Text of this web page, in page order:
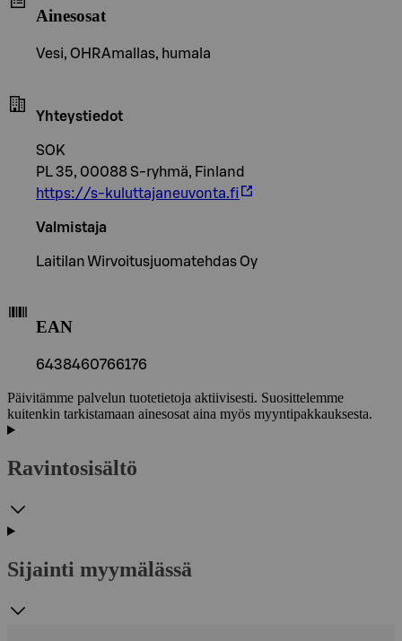
Ainesosat
Vesi, OHRAmallas, humala
Yhteystiedot
SOK
PL 35, 00088 S-ryhmä, Finland
https://s-kuluttajaneuvonta.fi
Valmistaja
Laitilan Wirvoitusjuomatehdas Oy
EAN
6438460766176
Päivitämme palvelun tuotetietoja aktiivisesti. Suosittelemme
kuitenkin tarkistamaan ainesosat aina myös myyntipakkauksesta.
Ravintosisältö
Sijainti myymälässä